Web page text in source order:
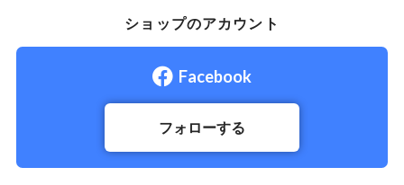
ショップのアカウント
Facebook
フォローする